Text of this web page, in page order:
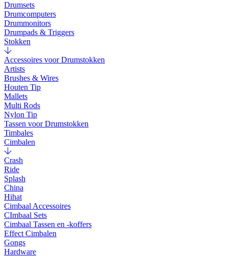
Drumsets
Drumcomputers
Drummonitors
Drumpads & Triggers
Stokken
Accessoires voor Drumstokken
Artists
Brushes & Wires
Houten Tip
Mallets
Multi Rods
Nylon Tip
Tassen voor Drumstokken
Timbales
Cimbalen
Crash
Ride
Splash
China
Hihat
Cimbaal Accessoires
CImbaal Sets
Cimbaal Tassen en -koffers
Effect Cimbalen
Gongs
Hardware